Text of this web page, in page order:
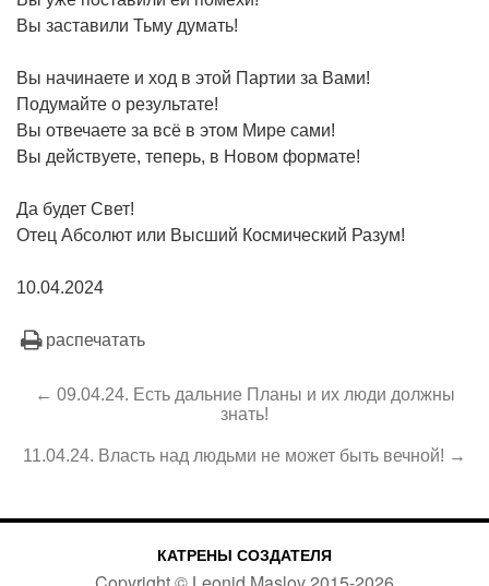
Вы заставили Тьму думать!
Вы начинаете и ход в этой Партии за Вами!
Подумайте о результате!
Вы отвечаете за всё в этом Мире сами!
Вы действуете, теперь, в Новом формате!
Да будет Свет!
Отец Абсолют или Высший Космический Разум!
10.04.2024
распечатать
← 09.04.24. Есть дальние Планы и их люди должны
знать!
11.04.24. Власть над людьми не может быть вечной! →
КАТРЕНЫ СОЗДАТЕЛЯ